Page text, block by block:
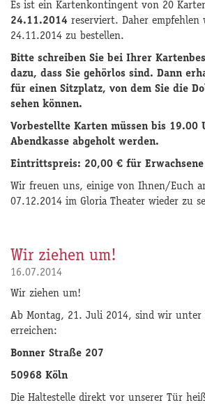
Es ist ein Kartenkontingent von 20
24.11.2014 reserviert. Daher empfehlen
24.11.2014 zu bestellen.
Bitte schreiben Sie bei Ihrer
dazu, dass Sie gehörlos sind. Dann
für einen Sitzplatz, von dem Sie die
sehen können.
Vorbestellte Karten müssen bis 19.00
Abendkasse abgeholt werden.
Eintrittspreis: 20,00 € für
Wir freuen uns, einige von Ihnen/Euch
07.12.2014 im Gloria Theater wieder zu
Wir ziehen um!
16.07.2014
Wir ziehen um!
Ab Montag, 21. Juli 2014, sind wir unter
erreichen:
Bonner Straße 207
50968 Köln
Die Haltestelle direkt vor unserer Tür